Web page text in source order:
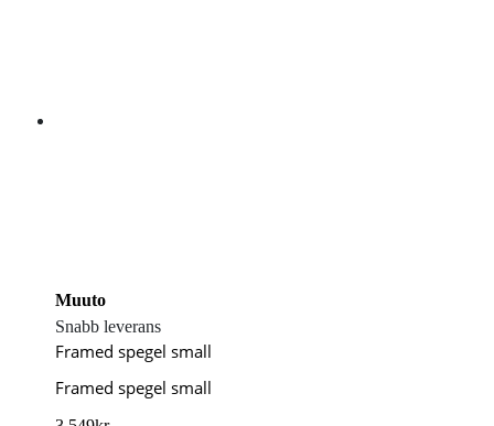
Muuto
Snabb leverans
Framed spegel small
Framed spegel small